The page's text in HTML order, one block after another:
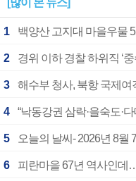
[많이 본 뉴스]
1 백양산 고지대 마을우물
2 경위 이하 경찰 하위직 ‘
3 해수부 청사, 북항 국제
4 “낙동강권 삼락·을숙도·
5 오늘의 날씨- 2026년 8월
6 피란마을 67년 역사인데